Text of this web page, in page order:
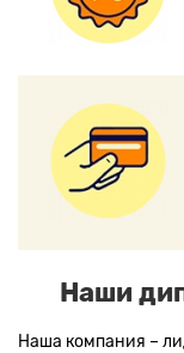
Наши
Наша компания –